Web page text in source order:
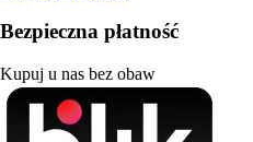
Bezpieczna płatność
Kupuj u nas bez obaw